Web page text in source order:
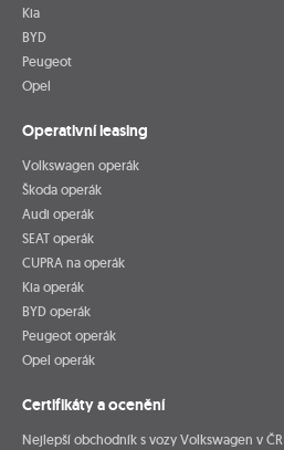
Kia
BYD
Peugeot
Opel
Operativní leasing
Volkswagen operák
Škoda operák
Audi operák
SEAT operák
CUPRA na operák
Kia operák
BYD operák
Peugeot operák
Opel operák
Certifikáty a ocenění
Nejlepší obchodník s vozy Volkswagen v ČR